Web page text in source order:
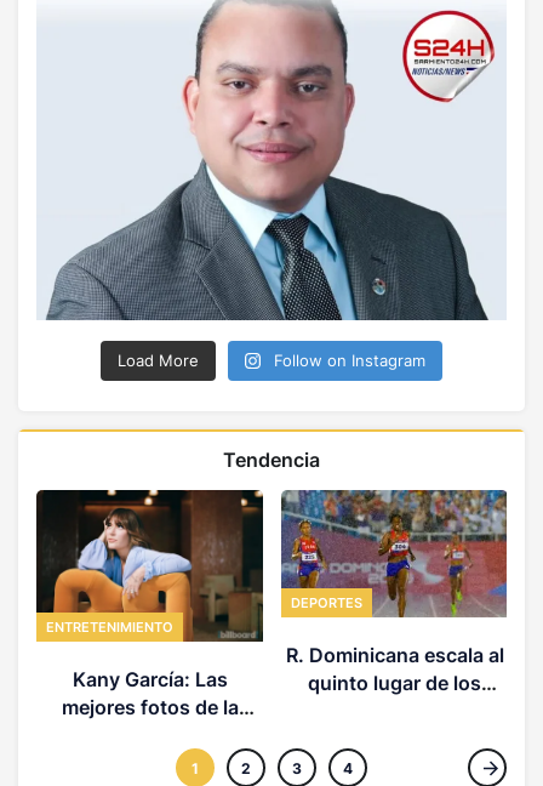
Load More Follow on Instagram
Tendencia
ENTRETENIMIENTO
Kany García: Las
mejores fotos de la
Billboard Español
DEPORTES
R. Dominicana escala al
quinto lugar de los
1 2 3 4